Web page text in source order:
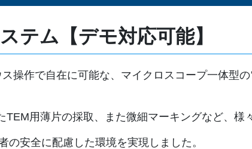
テム【デモ対応可能】
操作で自在に可能な、マイクロスコープ一体型
用薄片の採取、また微細マーキングなど、様
安全に配慮した環境を実現しました。